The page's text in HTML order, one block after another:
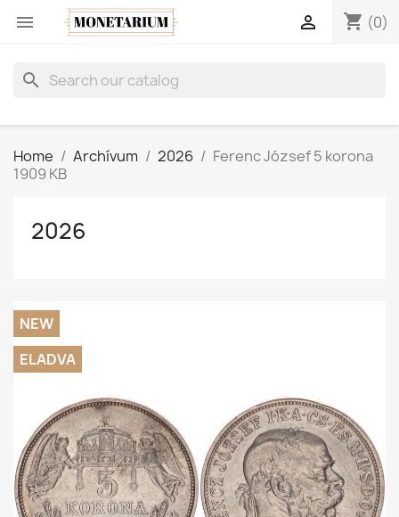
 shopping_cart (0)

search
Home Archívum 2026
Ferenc József 5 korona
1909 KB
2026
NEW
ELADVA